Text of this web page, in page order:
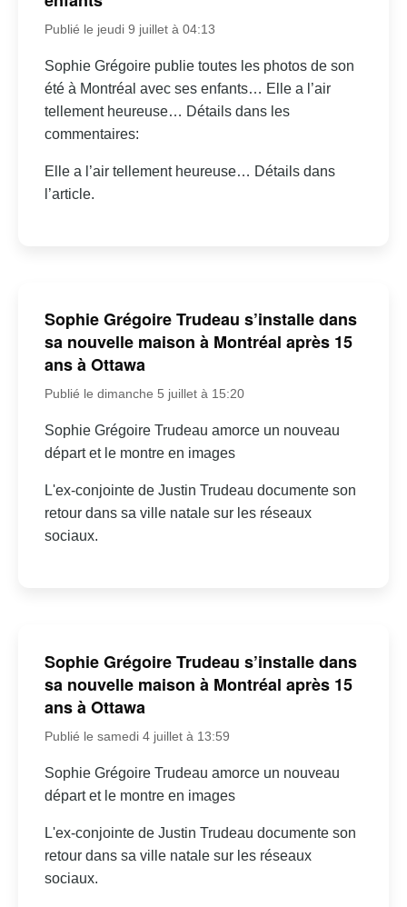
Publié le jeudi 9 juillet à 04:13
Sophie Grégoire publie toutes les photos de son
été à Montréal avec ses enfants… Elle a l’air
tellement heureuse… Détails dans les
commentaires:
Elle a l’air tellement heureuse… Détails dans
l’article.
Sophie Grégoire Trudeau s’installe dans
sa nouvelle maison à Montréal après 15
ans à Ottawa
Publié le dimanche 5 juillet à 15:20
Sophie Grégoire Trudeau amorce un nouveau
départ et le montre en images
L'ex-conjointe de Justin Trudeau documente son
retour dans sa ville natale sur les réseaux
sociaux.
Sophie Grégoire Trudeau s’installe dans
sa nouvelle maison à Montréal après 15
ans à Ottawa
Publié le samedi 4 juillet à 13:59
Sophie Grégoire Trudeau amorce un nouveau
départ et le montre en images
L'ex-conjointe de Justin Trudeau documente son
retour dans sa ville natale sur les réseaux
sociaux.